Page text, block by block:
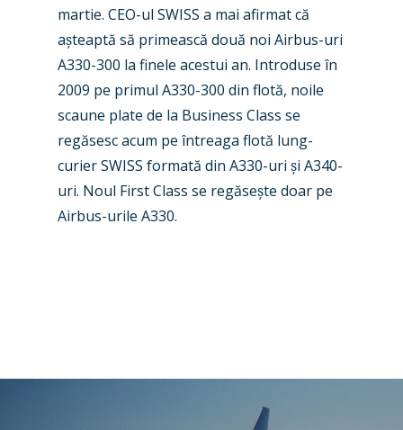
martie. CEO-ul SWISS a mai afirmat că
așteaptă să primească două noi Airbus-uri
A330-300 la finele acestui an. Introduse în
2009 pe primul A330-300 din flotă, noile
scaune plate de la Business Class se
regăsesc acum pe întreaga flotă lung-
curier SWISS formată din A330-uri și A340-
uri. Noul First Class se regăsește doar pe
Airbus-urile A330.
Accidents / Incidents
Airshows
Dubai 2025
Paris 2025
Farnborough 2024
Paris 2023
Farnborough 2022
Business Jets
Military
Trip Reports
Marketplace